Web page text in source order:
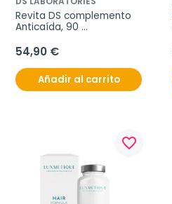
Revita DS complemento
Anticaída, 90
54,90 €
Añadir al carrito
favorite_border